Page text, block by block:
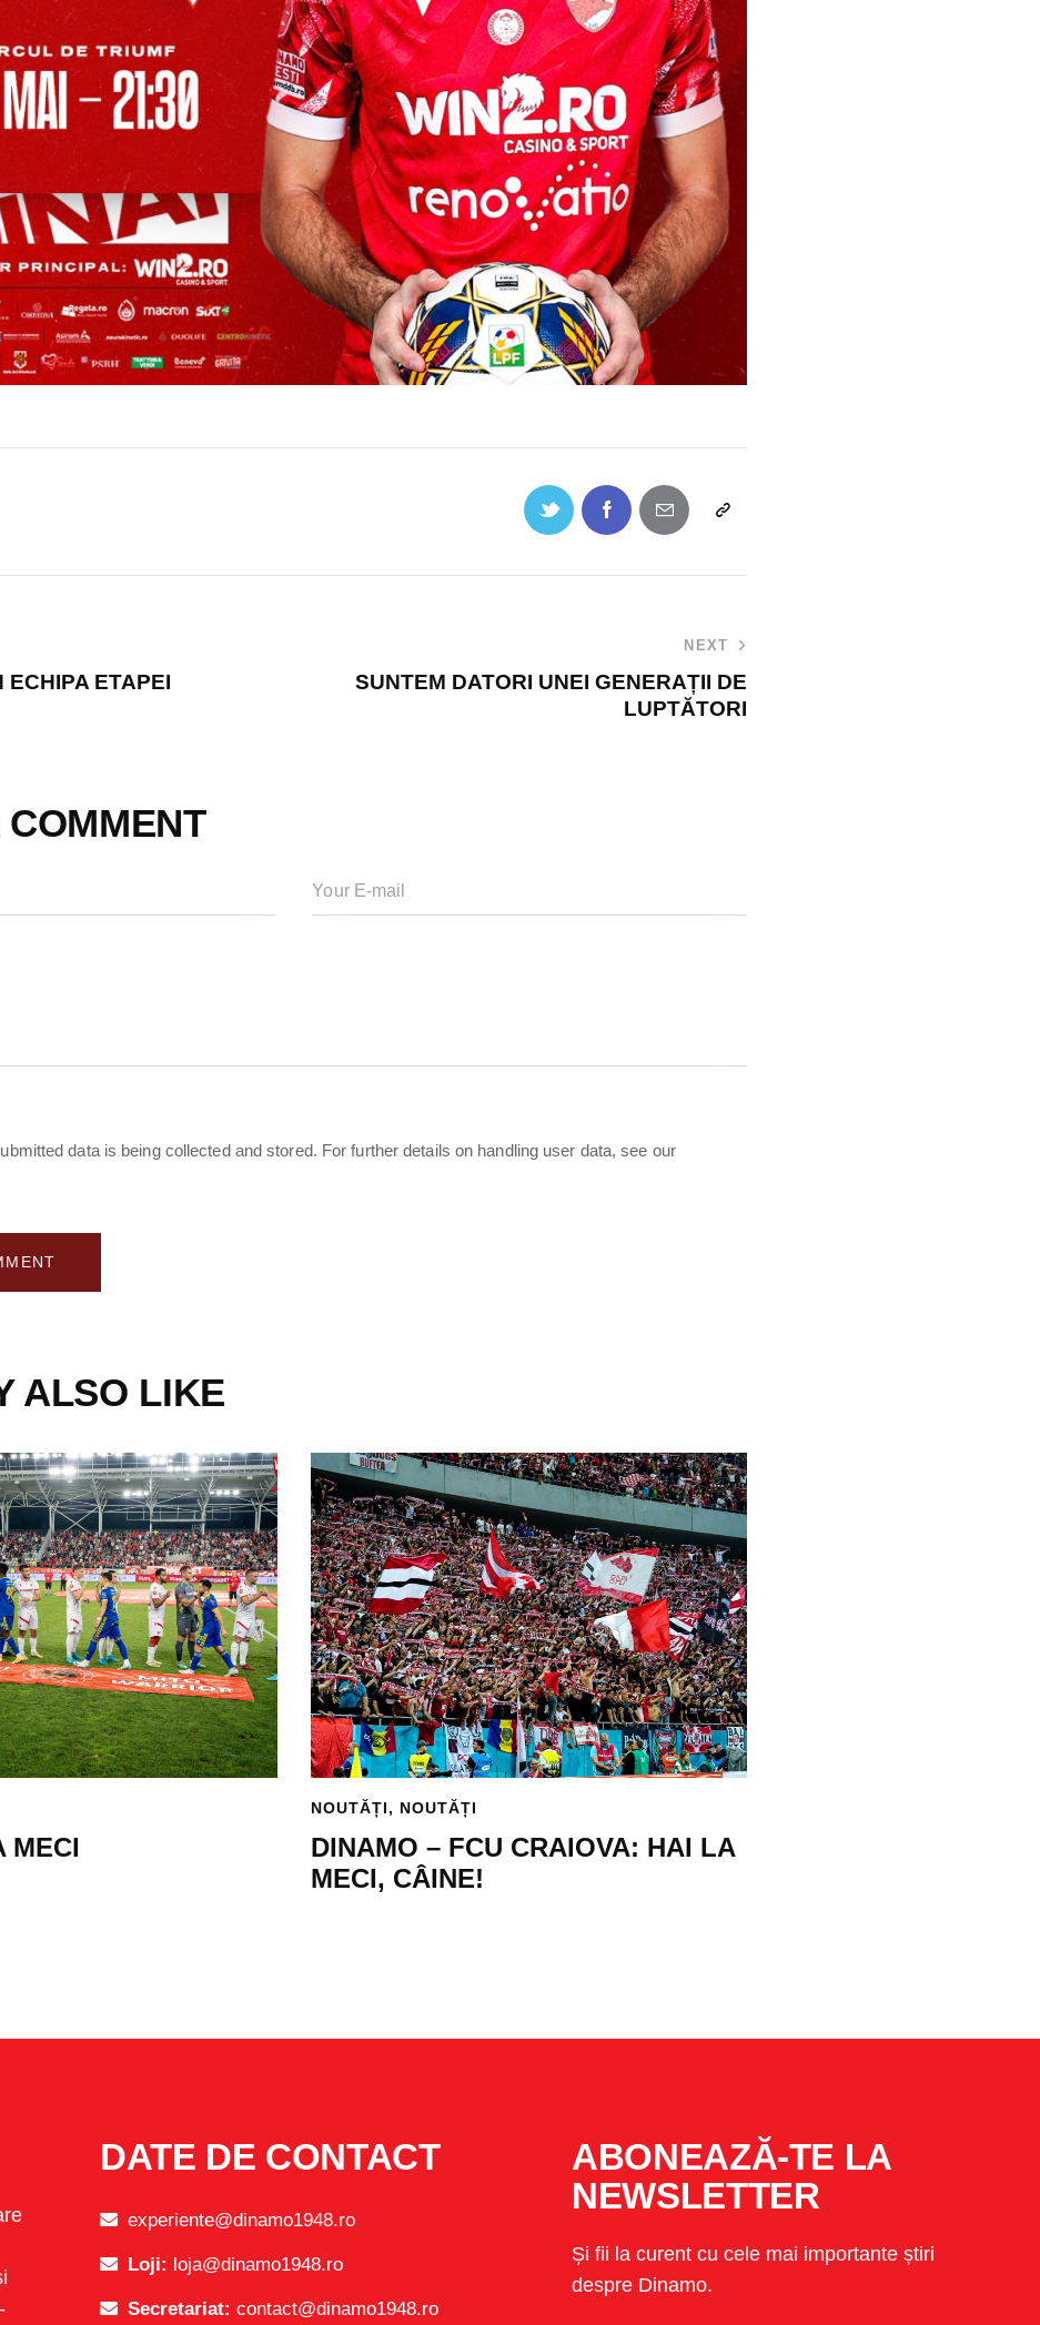
ECHIPA ETAPEI
NEXT
SUNTEM DATORI UNEI GENERAȚII DE
LUPTĂTORI
data is being collected and stored. For further details on handling user data, see our
ALSO LIKE
MECI
NOUTĂȚI, NOUTĂȚI
DINAMO – FCU CRAIOVA: HAI LA
MECI, CÂINE!
DATE DE CONTACT
experiente@dinamo1948.ro
Loji: loja@dinamo1948.ro
Secretariat: contact@dinamo1948.ro
ABONEAZĂ-TE LA
NEWSLETTER
Și fii la curent cu cele mai importante știri
despre Dinamo.